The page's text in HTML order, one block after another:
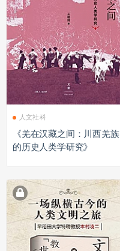
人文社科
《羌在汉藏之间：川西羌族
的历史人类学研究》